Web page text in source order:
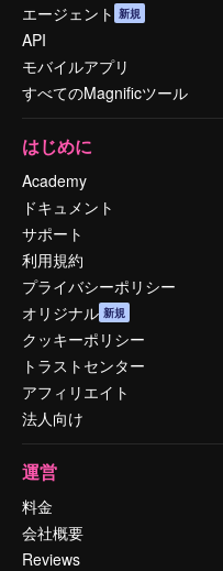
エージェント 新規
API
モバイルアプリ
すべてのMagnificツール
はじめに
Academy
ドキュメント
サポート
利用規約
プライバシーポリシー
オリジナル 新規
クッキーポリシー
トラストセンター
アフィリエイト
法人向け
運営
料金
会社概要
Reviews